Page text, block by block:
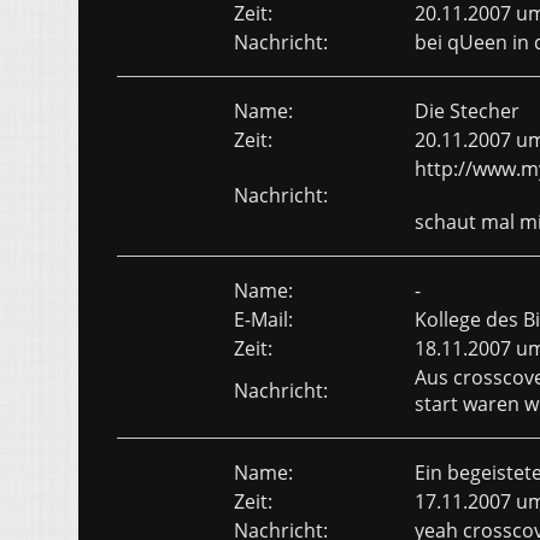
Zeit:
20.11.2007
Nachricht:
bei qUeen in
Name:
Die Stecher
Zeit:
20.11.2007
Nachricht:
http://
schaut mal
Name:
-
E-Mail:
Kollege des
Zeit:
18.11.2007
Nachricht:
Aus
start waren
Name:
Ein
Zeit:
17.11.2007
Nachricht:
yeah